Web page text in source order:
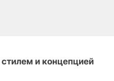
и концепцией